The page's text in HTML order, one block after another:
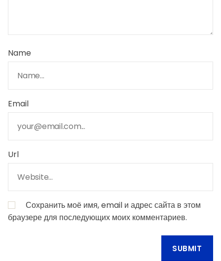
Name
Email
Url
Сохранить моё имя, email и адрес сайта в этом
браузере для последующих моих комментариев.